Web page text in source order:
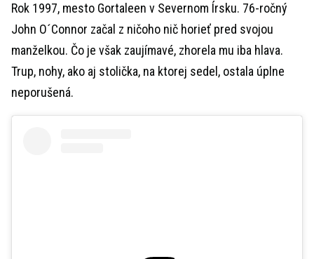
Rok 1997, mesto Gortaleen v Severnom Írsku. 76-ročný
John O´Connor začal z ničoho nič horieť pred svojou
manželkou. Čo je však zaujímavé, zhorela mu iba hlava.
Trup, nohy, ako aj stolička, na ktorej sedel, ostala úplne
neporušená.